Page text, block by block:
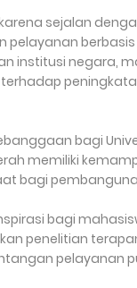
sejalan
institusi negara,
bagi
memiliki
bagi
bagi
penelitian
pelayanan